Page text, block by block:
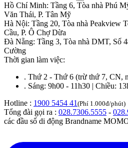
Hồ Chí Minh: Tầng 6, Tòa nhà Phú
Văn Thái, P. Tân Mỹ
Hà Nội: Tầng 20, Tòa nhà Peakview
Cầu, P. Ô Chợ Dừa
Đà Nẵng: Tầng 3, Tòa nhà DMT, Số
Cường
Thời gian làm việc:
. Thứ 2 - Thứ 6 (trừ thứ 7, CN,
. Sáng: 9h00 - 11h30 | Chiều:
Hotline : 1900 5454 41 (Phí 1.000đ/phút)
Tổng đài gọi ra : 028.7306.5555 -
các đầu số di động Brandname